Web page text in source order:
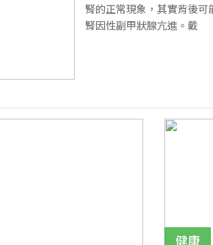
腎的正常現象，其實背後
腎因性副甲狀腺亢進。戴